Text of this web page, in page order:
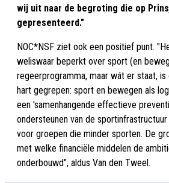
wij uit naar de begroting die op
gepresenteerd."
NOC*NSF ziet ook een positief punt.
weliswaar beperkt over sport (en
regeerprogramma, maar wát er staat,
hart gegrepen: sport en bewegen als
een 'samenhangende effectieve
ondersteunen van de
voor groepen die minder sporten. De
met welke financiële middelen de
onderbouwd", aldus Van den Tweel.